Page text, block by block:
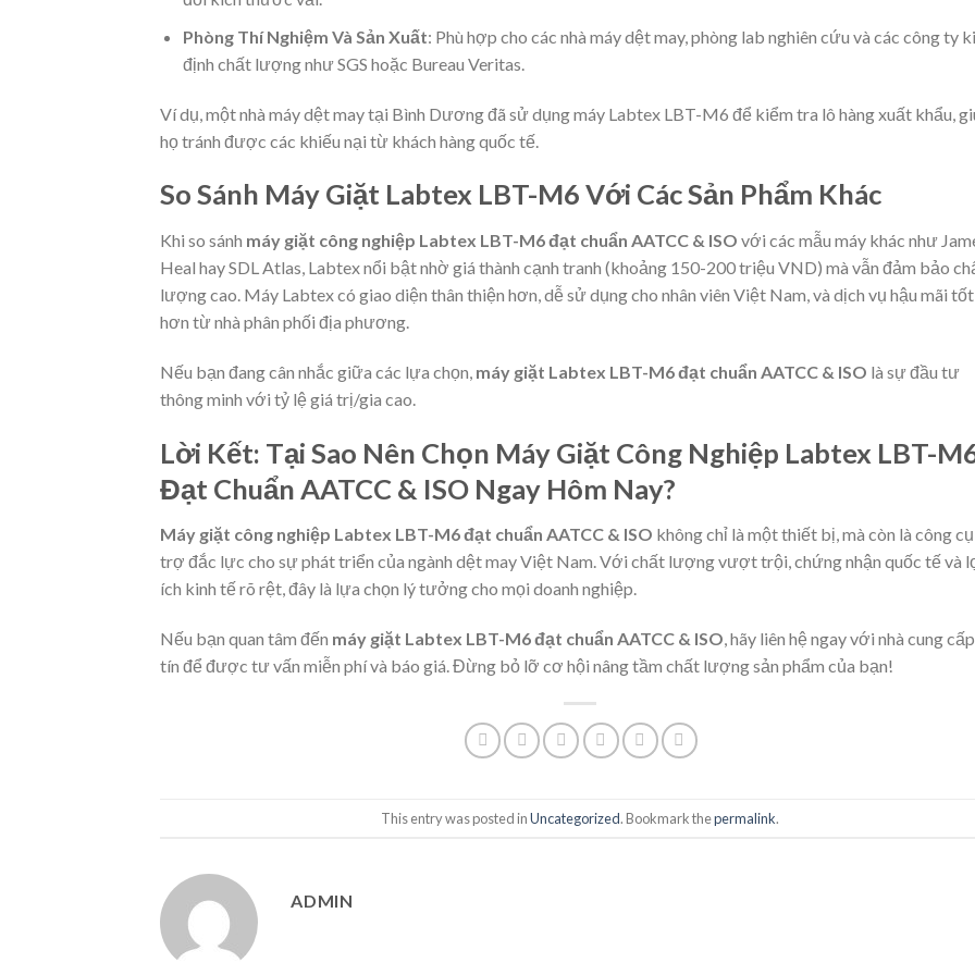
Phòng Thí Nghiệm Và Sản Xuất: Phù hợp cho các nhà máy dệt may, phòng lab nghiên cứu và các công ty
định chất lượng như SGS hoặc Bureau Veritas.
Ví dụ, một nhà máy dệt may tại Bình Dương đã sử dụng máy Labtex LBT-M6 để kiểm tra lô hàng xuất khẩu,
họ tránh được các khiếu nại từ khách hàng quốc tế.
So Sánh Máy Giặt Labtex LBT-M6 Với Các Sản Phẩm Khác
Khi so sánh máy giặt công nghiệp Labtex LBT-M6 đạt chuẩn AATCC & ISO với các mẫu máy khác như
Heal hay SDL Atlas, Labtex nổi bật nhờ giá thành cạnh tranh (khoảng 150-200 triệu VND) mà vẫn đảm bảo
lượng cao. Máy Labtex có giao diện thân thiện hơn, dễ sử dụng cho nhân viên Việt Nam, và dịch vụ hậu mãi tốt
hơn từ nhà phân phối địa phương.
Nếu bạn đang cân nhắc giữa các lựa chọn, máy giặt Labtex LBT-M6 đạt chuẩn AATCC & ISO là sự đầu tư
thông minh với tỷ lệ giá trị/gia cao.
Lời Kết: Tại Sao Nên Chọn Máy Giặt Công Nghiệp Labtex LBT-
Đạt Chuẩn AATCC & ISO Ngay Hôm Nay?
Máy giặt công nghiệp Labtex LBT-M6 đạt chuẩn AATCC & ISO không chỉ là một thiết bị, mà còn là công
trợ đắc lực cho sự phát triển của ngành dệt may Việt Nam. Với chất lượng vượt trội, chứng nhận quốc tế và
ích kinh tế rõ rệt, đây là lựa chọn lý tưởng cho mọi doanh nghiệp.
Nếu bạn quan tâm đến máy giặt Labtex LBT-M6 đạt chuẩn AATCC & ISO, hãy liên hệ ngay với nhà cung
tín để được tư vấn miễn phí và báo giá. Đừng bỏ lỡ cơ hội nâng tầm chất lượng sản phẩm của bạn!
This entry was posted inUncategorized. Bookmark thepermalink.
ADMIN